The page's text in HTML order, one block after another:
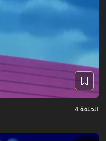
الحلقة 4